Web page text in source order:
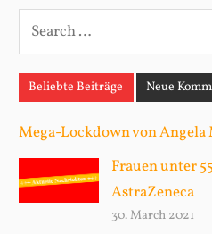
a
r
c
f
o
Beliebte Beiträge Neue
Mega-Lockdown von
Frauen unter
AstraZeneca
30. March 2021